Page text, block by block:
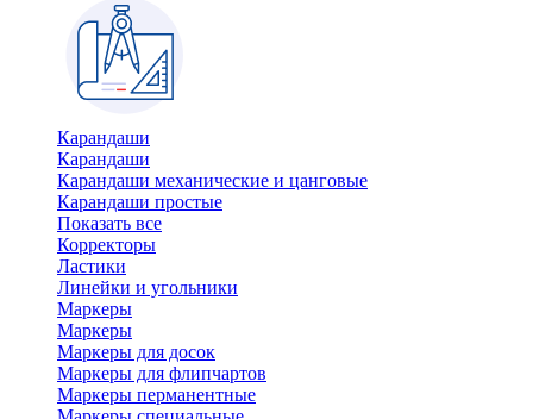
Карандаши
Карандаши
Карандаши механические и цанговые
Карандаши простые
Показать все
Корректоры
Ластики
Линейки и угольники
Маркеры
Маркеры
Маркеры для досок
Маркеры для флипчартов
Маркеры перманентные